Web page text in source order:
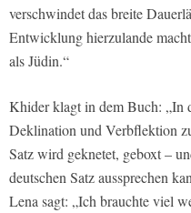
verschwindet das breite
Entwicklung hierzulande
als Jüdin.“
Khider klagt in dem Buch: „In
Deklination und Verbflektion
Satz wird geknetet, geboxt –
deutschen Satz aussprechen
Lena sagt: „Ich brauchte viel